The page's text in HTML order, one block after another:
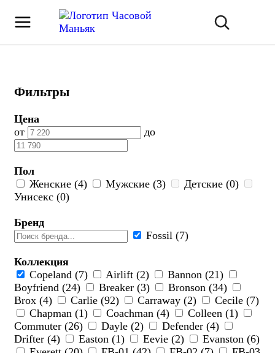
Фильтры
Цена
от
до
Пол
Женские (4)
Мужские (3)
Детские (0)
Унисекс (0)
Бренд
Fossil (7)
Коллекция
Copeland (7)
Airlift (2)
Bannon (21)
Boyfriend (24)
Breaker (3)
Bronson (34)
Brox (4)
Carlie (92) Carraway (2)
Cecile (7)
Chapman (1)
Coachman (4)
Colleen (1)
Commuter (26)
Dayle (2)
Defender (4)
Drifter (4)
Easton (1) Eevie (2)
Evanston (6)